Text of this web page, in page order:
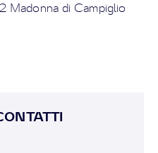
Madonna di Campiglio